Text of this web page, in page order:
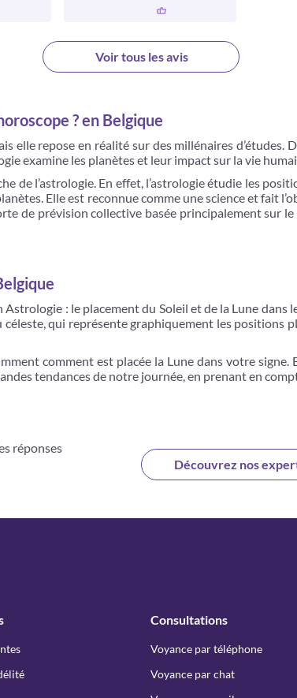
Voir tous les avis
? en Belgique
elle repose en réalité sur des millénaires d’études.
examine les planètes et leur impact sur la vie
de l’astrologie. En effet, l’astrologie étudie les
Elle est reconnue comme une science et fait
de prévision collective basée principalement sur
: le placement du Soleil et de la Lune dans
qui représente graphiquement les positions
comment est placée la Lune dans votre
tendances de notre journée, en prenant en
réponses
Découvrez nos
Consultations
Voyance par téléphone
Voyance par chat